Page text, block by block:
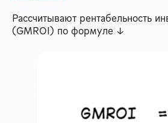
Рассчитывают рентабельность
(GMROI) по формуле ↓